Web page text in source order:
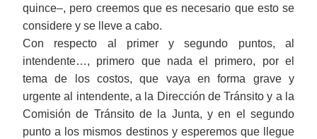
quince‒, pero creemos que es necesario que esto se
considere y se lleve a cabo.
Con respecto al primer y segundo puntos, al
intendente…, primero que nada el primero, por el
tema de los costos, que vaya en forma grave y
urgente al intendente, a la Dirección de Tránsito y a la
Comisión de Tránsito de la Junta, y en el segundo
punto a los mismos destinos y esperemos que llegue